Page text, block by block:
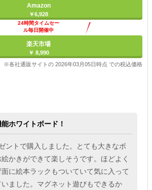
Amazon
￥6,928
24時間タイムセー
ル毎日開催中
楽天市場
￥ 8,990
※各社通販サイトの 2026年03月05日時点 での税込価格
ホワイトボード！
ントで購入しました。とても大きなボ
かきができて楽しそうです。ほどよく
に絵本ラックもついていて気に入って
ました。マグネット遊びもできるか